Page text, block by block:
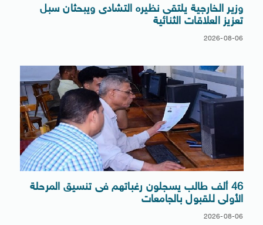
وزير الخارجية يلتقى نظيره التشادى ويبحثان سبل
تعزيز العلاقات الثنائية
2026-08-06
46 ألف طالب يسجلون رغباتهم فى تنسيق المرحلة
الأولى للقبول بالجامعات
2026-08-06